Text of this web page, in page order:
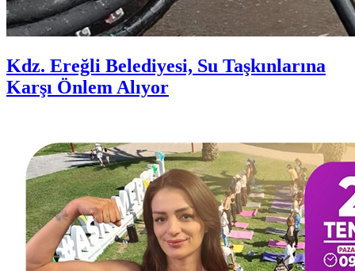
Kdz. Ereğli Belediyesi, Su Taşkınlarına
Karşı Önlem Alıyor